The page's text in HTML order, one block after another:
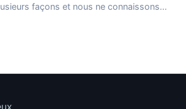
façons et nous ne connaissons